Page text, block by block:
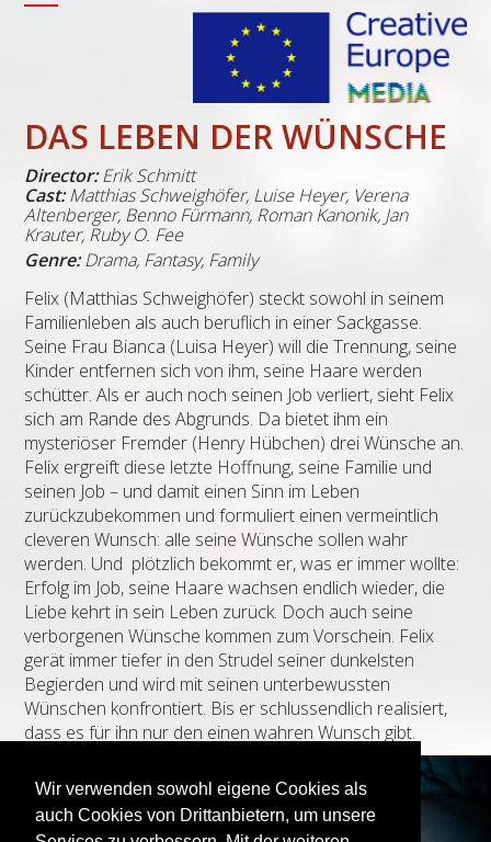
Wir verwenden sowohl eigene Cookies als
auch Cookies von Drittanbietern, um unsere
DAS LEBEN DER WÜNSCHE
Director: Erik Schmitt
Cast: Matthias Schweighöfer, Luise Heyer, Verena
Altenberger, Benno Fürmann, Roman Kanonik, Jan
Krauter, Ruby O. Fee
Genre:Drama, Fantasy, Family
Felix (Matthias Schweighöfer) steckt sowohl in seinem
Familienleben als auch beruflich in einer Sackgasse.
Seine Frau Bianca (Luisa Heyer) will die Trennung, seine
Kinder entfernen sich von ihm, seine Haare werden
schütter. Als er auch noch seinen Job verliert, sieht Felix
sich am Rande des Abgrunds. Da bietet ihm ein
mysteriöser Fremder (Henry Hübchen) drei Wünsche an.
Felix ergreift diese letzte Hoffnung, seine Familie und
seinen Job – und damit einen Sinn im Leben
zurückzubekommen und formuliert einen vermeintlich
cleveren Wunsch: alle seine Wünsche sollen wahr
werden. Und plötzlich bekommt er, was er immer wollte:
Erfolg im Job, seine Haare wachsen endlich wieder, die
Liebe kehrt in sein Leben zurück. Doch auch seine
verborgenen Wünsche kommen zum Vorschein. Felix
gerät immer tiefer in den Strudel seiner dunkelsten
Begierden und wird mit seinen unterbewussten
Wünschen konfrontiert. Bis er schlussendlich realisiert,
dass es für ihn nur den einen wahren Wunsch gibt.